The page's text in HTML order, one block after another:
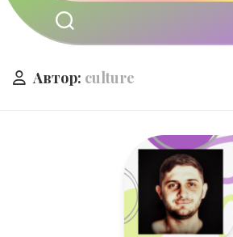
Автор: culture